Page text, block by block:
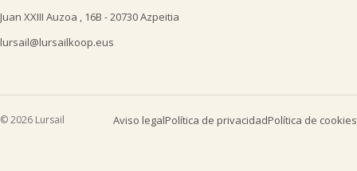
Juan XXIII Auzoa , 16B - 20730 Azpeitia
lursail@lursailkoop.eus
© 2026 Lursail Aviso legalPolítica de privacidadPolítica de cookies